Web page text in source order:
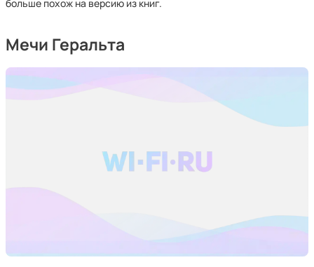
больше похож на версию из книг.
Мечи Геральта